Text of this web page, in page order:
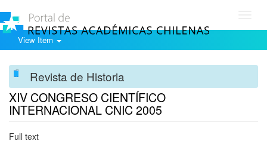
View Item
Revista de Historia
XIV CONGRESO CIENTÍFICO
INTERNACIONAL CNIC 2005
Full text